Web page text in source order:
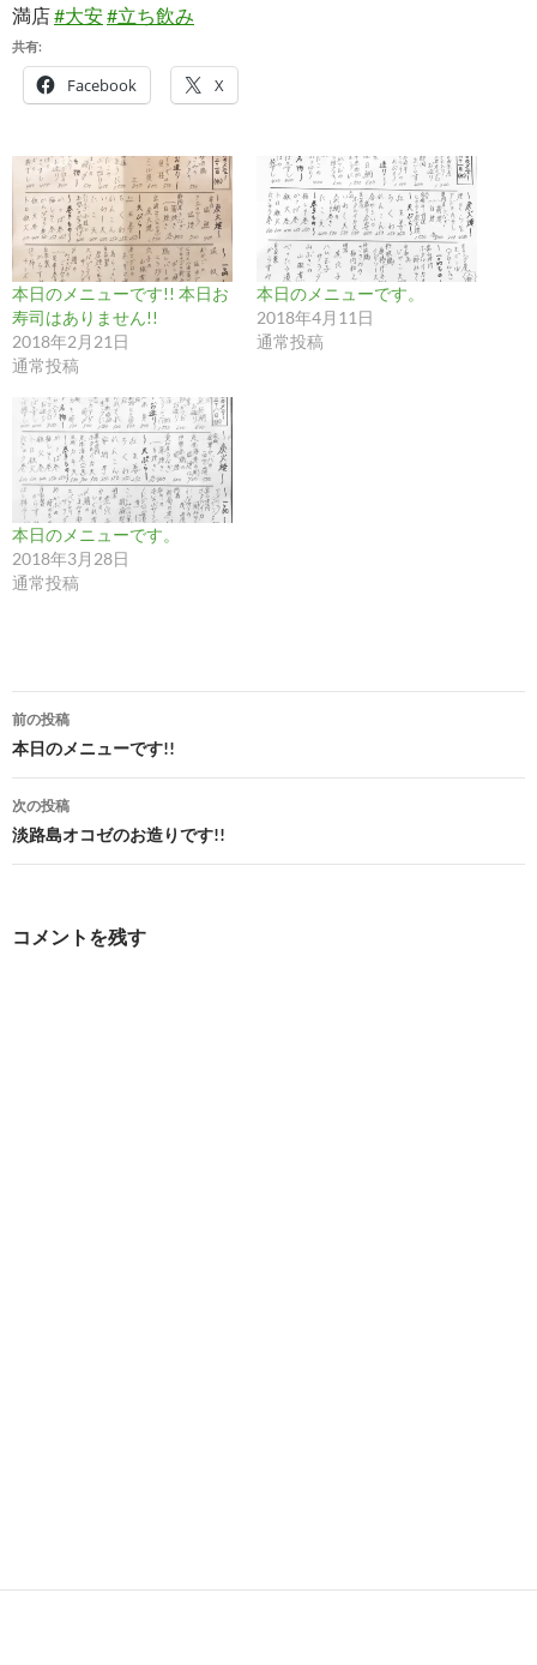
満店#大安#立ち飲み
共有:
Facebook X
本日のメニューです!! 本日お
寿司はありません!!
2018年2月21日
通常投稿
本日のメニューです。
2018年4月11日
通常投稿
本日のメニューです。
2018年3月28日
通常投稿
投
稿
ナ
ビ
前の投稿
本日のメニューです!!
次の投稿
淡路島オコゼのお造りです!!
コメントを残す